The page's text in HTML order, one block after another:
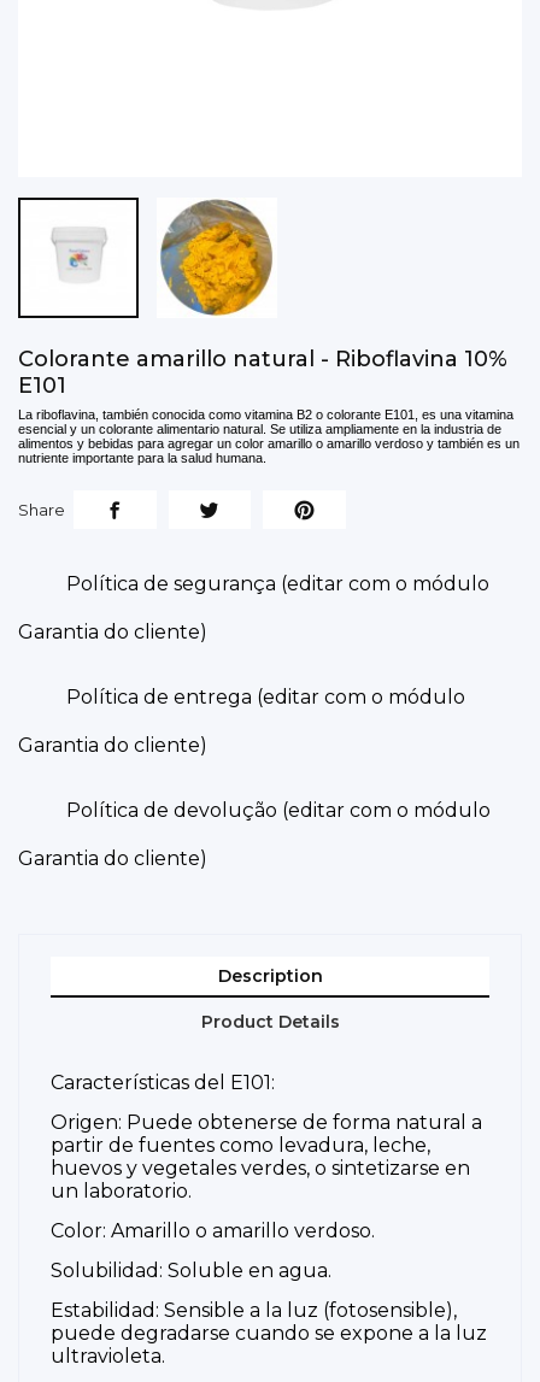
Colorante amarillo natural - Riboflavina 10%
E101
La riboflavina, también conocida como vitamina B2 o colorante E101, es una vitamina
esencial y un colorante alimentario natural. Se utiliza ampliamente en la industria de
alimentos y bebidas para agregar un color amarillo o amarillo verdoso y también es un
nutriente importante para la salud humana.
Share
Política de segurança (editar com o módulo
Garantia do cliente)
Política de entrega (editar com o módulo
Garantia do cliente)
Política de devolução (editar com o módulo
Garantia do cliente)
Description
Product Details
Características del E101:
Origen: Puede obtenerse de forma natural a
partir de fuentes como levadura, leche,
huevos y vegetales verdes, o sintetizarse en
un laboratorio.
Color: Amarillo o amarillo verdoso.
Solubilidad: Soluble en agua.
Estabilidad: Sensible a la luz (fotosensible),
puede degradarse cuando se expone a la luz
ultravioleta.